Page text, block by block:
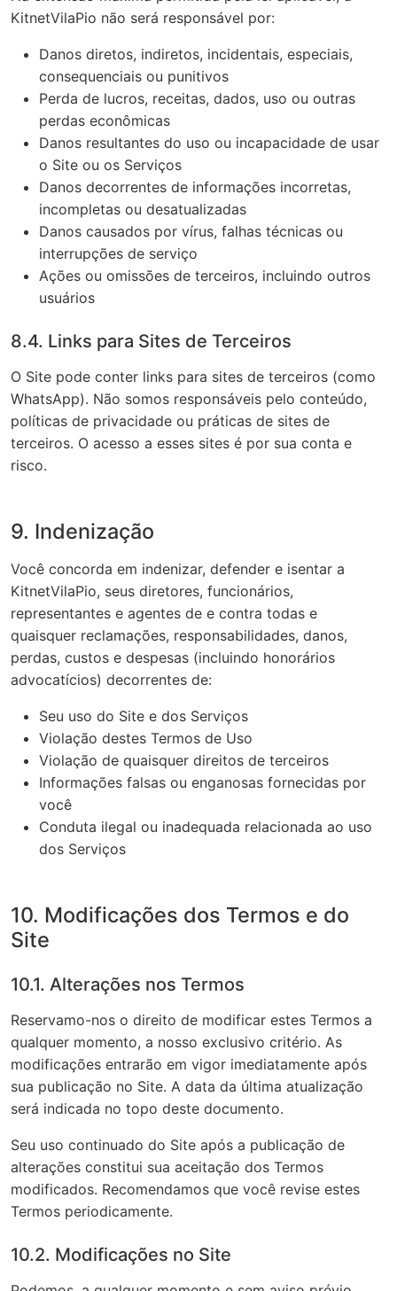
KitnetVilaPio não será responsável por:
Danos diretos, indiretos, incidentais, especiais,
consequenciais ou punitivos
Perda de lucros, receitas, dados, uso ou outras
perdas econômicas
Danos resultantes do uso ou incapacidade de usar
o Site ou os Serviços
Danos decorrentes de informações incorretas,
incompletas ou desatualizadas
Danos causados por vírus, falhas técnicas ou
interrupções de serviço
Ações ou omissões de terceiros, incluindo outros
usuários
8.4. Links para Sites de Terceiros
O Site pode conter links para sites de terceiros (como
WhatsApp). Não somos responsáveis pelo conteúdo,
políticas de privacidade ou práticas de sites de
terceiros. O acesso a esses sites é por sua conta e
risco.
9. Indenização
Você concorda em indenizar, defender e isentar a
KitnetVilaPio, seus diretores, funcionários,
representantes e agentes de e contra todas e
quaisquer reclamações, responsabilidades, danos,
perdas, custos e despesas (incluindo honorários
advocatícios) decorrentes de:
Seu uso do Site e dos Serviços
Violação destes Termos de Uso
Violação de quaisquer direitos de terceiros
Informações falsas ou enganosas fornecidas por
você
Conduta ilegal ou inadequada relacionada ao uso
dos Serviços
10. Modificações dos Termos e do
Site
10.1. Alterações nos Termos
Reservamo-nos o direito de modificar estes Termos a
qualquer momento, a nosso exclusivo critério. As
modificações entrarão em vigor imediatamente após
sua publicação no Site. A data da última atualização
será indicada no topo deste documento.
Seu uso continuado do Site após a publicação de
alterações constitui sua aceitação dos Termos
modificados. Recomendamos que você revise estes
Termos periodicamente.
10.2. Modificações no Site